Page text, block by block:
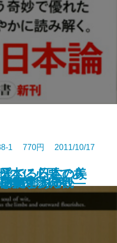
食乱〉日記
ソ
でる日本の美
が違うのか
1 770円 2011/10/17
救う
力と大局観―
本に必要であ
た
酒である
米のリスク